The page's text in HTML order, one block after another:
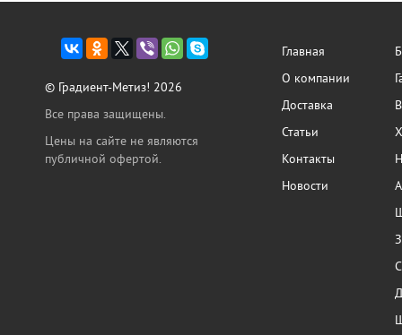
© Градиент-Метиз! 2026
Все права защищены.
Цены на сайте не являются
публичной офертой.
Главная
О компании
Доставка
Статьи
Контакты
Новости